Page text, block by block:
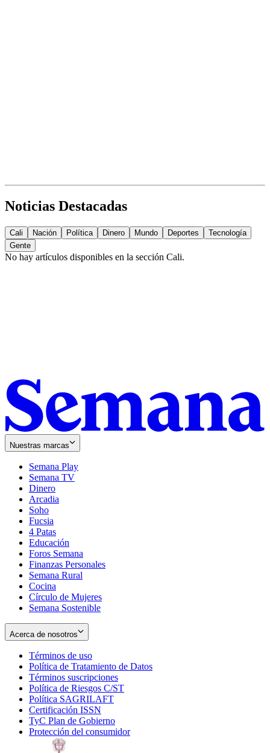
Noticias Destacadas
Cali Nación Política Dinero Mundo Deportes
Tecnología
Gente
No hay artículos disponibles en la sección Cali.
Nuestras marcas
Semana Play
Semana TV
Dinero
Arcadia
Soho
in
new
window
Fucsia
in
new
window
4 Patas
Educación
Foros Semana
Finanzas Personales
Semana Rural
Cocina
Círculo de Mujeres
Semana Sostenible
Acerca de nosotros
Términos de uso
in
new
window
Política de Tratamiento de Datos
Términos suscripciones
in
Política de Riesgos C/ST
Política SAGRILAFT
new
window
Certificación ISSN
in
new
TyC Plan de Gobierno
in
Protección del consumidorOpens